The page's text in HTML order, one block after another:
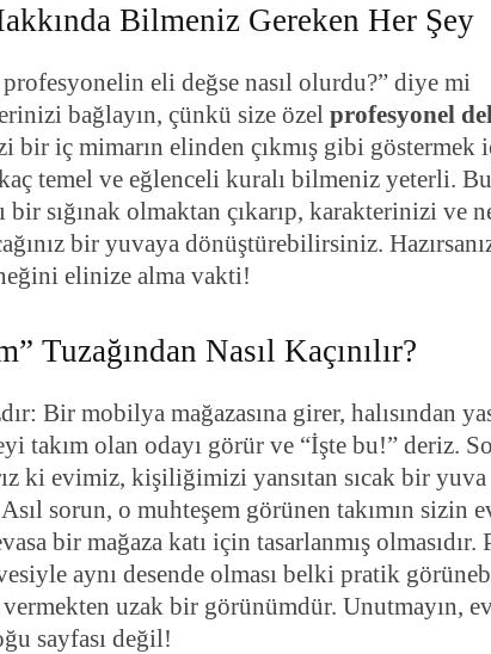
Bilmeniz Gereken Her Şey
eli değse nasıl olurdu?” diye mi
bağlayın, çünkü size özel profesyonel
bir iç mimarın elinden çıkmış gibi göstermek
temel ve eğlenceli kuralı bilmeniz yeterli.
bir sığınak olmaktan çıkarıp, karakterinizi ve
bir yuvaya dönüştürebilirsiniz.
elinize alma vakti!
Tuzağından Nasıl Kaçınılır?
Bir mobilya mağazasına girer, halısından
takım olan odayı görür ve “İşte bu!” deriz.
ki evimiz, kişiliğimizi yansıtan sıcak bir
Asıl sorun, o muhteşem görünen takımın sizin
bir mağaza katı için tasarlanmış olmasıdır.
aynı desende olması belki pratik
uzak bir görünümdür. Unutmayın,
sayfası değil!